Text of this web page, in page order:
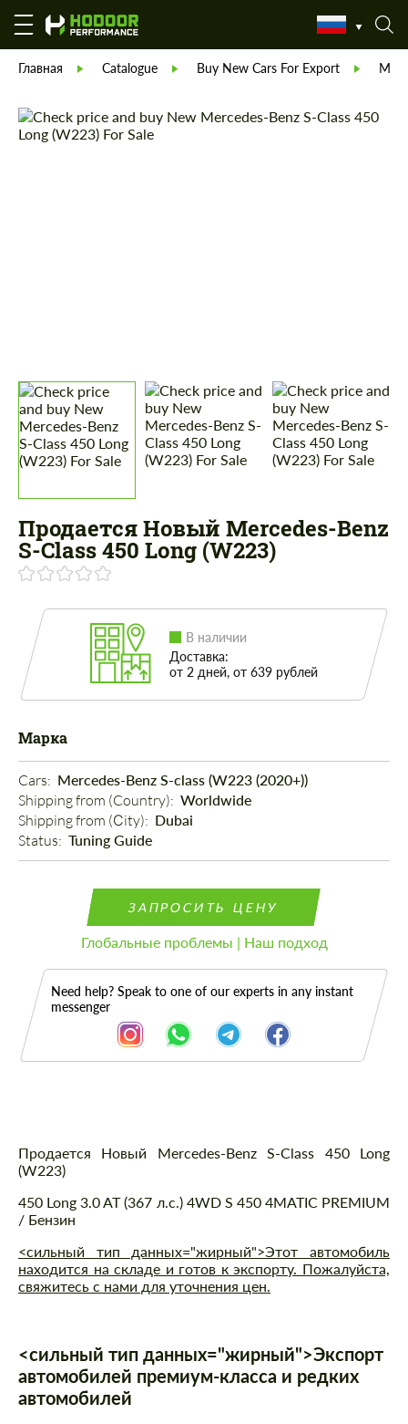
Главная Catalogue Buy New Cars For Export
Продается Новый Mercedes-Benz
S-Class 450 Long (W223)
В наличии
Доставка:
от 2 дней, от 639 рублей
Марка
Cars: Mercedes-Benz S-class (W223 (2020+))
Shipping from (Country): Worldwide
Shipping from (Сity): Dubai
Status: Tuning Guide
ЗАПРОСИТЬ ЦЕНУ
Глобальные проблемы | Наш подход
Need help? Speak to one of our experts in any instant
messenger
Описание
Продается Новый Mercedes-Benz S-Class 450 Long
(W223)
450 Long 3.0 AT (367 л.с.) 4WD S 450 4MATIC PREMIUM
/ Бензин
<сильный тип данных="жирный">Этот автомобиль
находится на складе и готов к экспорту. Пожалуйста,
свяжитесь с нами для уточнения цен.
<сильный тип данных="жирный">Экспорт
автомобилей премиум-класса и редких
автомобилей